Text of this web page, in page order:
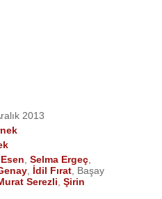
2013
Selma Ergeç
İdil Fırat Başay
Serezli Şirin